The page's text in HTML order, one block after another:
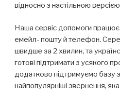
відносно з настільною
Наша сервіс допомоги
емейл- пошту й телефон.
швидше за 2 хвилин, та
готові підтримати з усякого
додатково підтримуємо базу
найпопулярніші звернення,